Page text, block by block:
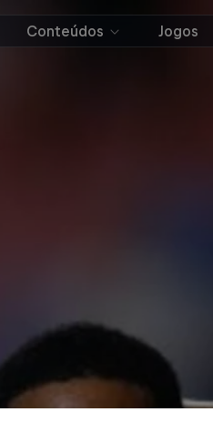
Conteúdos Jogos